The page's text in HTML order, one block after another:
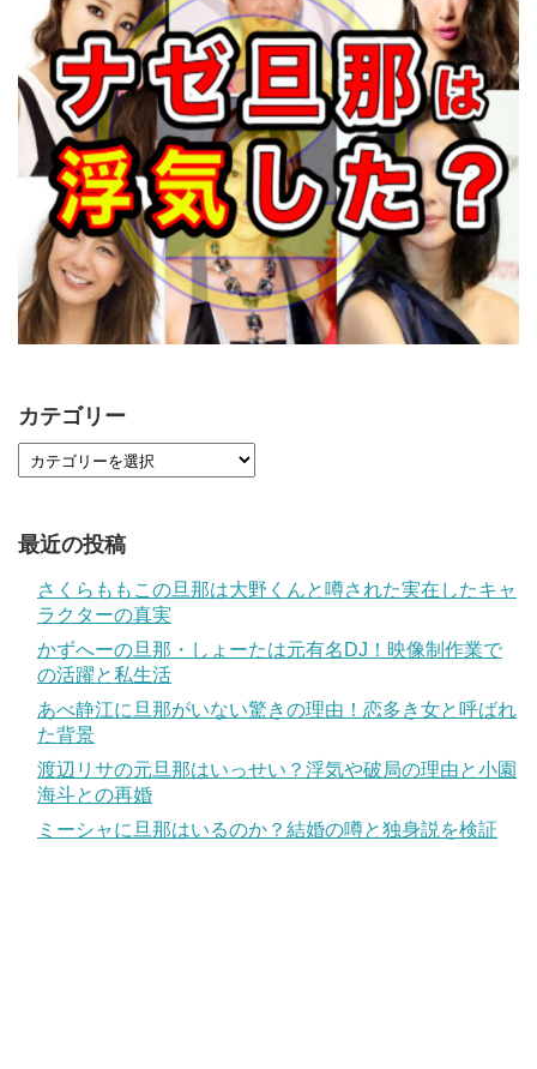
カテゴリー
最近の投稿
さくらももこの旦那は大野くんと噂された実在したキャ
ラクターの真実
かずへーの旦那・しょーたは元有名DJ！映像制作業で
の活躍と私生活
あべ静江に旦那がいない驚きの理由！恋多き女と呼ばれ
た背景
渡辺リサの元旦那はいっせい？浮気や破局の理由と小園
海斗との再婚
ミーシャに旦那はいるのか？結婚の噂と独身説を検証